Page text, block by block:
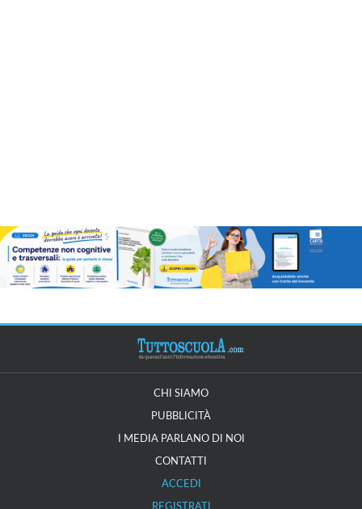
CHI SIAMO
PUBBLICITÀ
I MEDIA PARLANO DI NOI
CONTATTI
ACCEDI
REGISTRATI